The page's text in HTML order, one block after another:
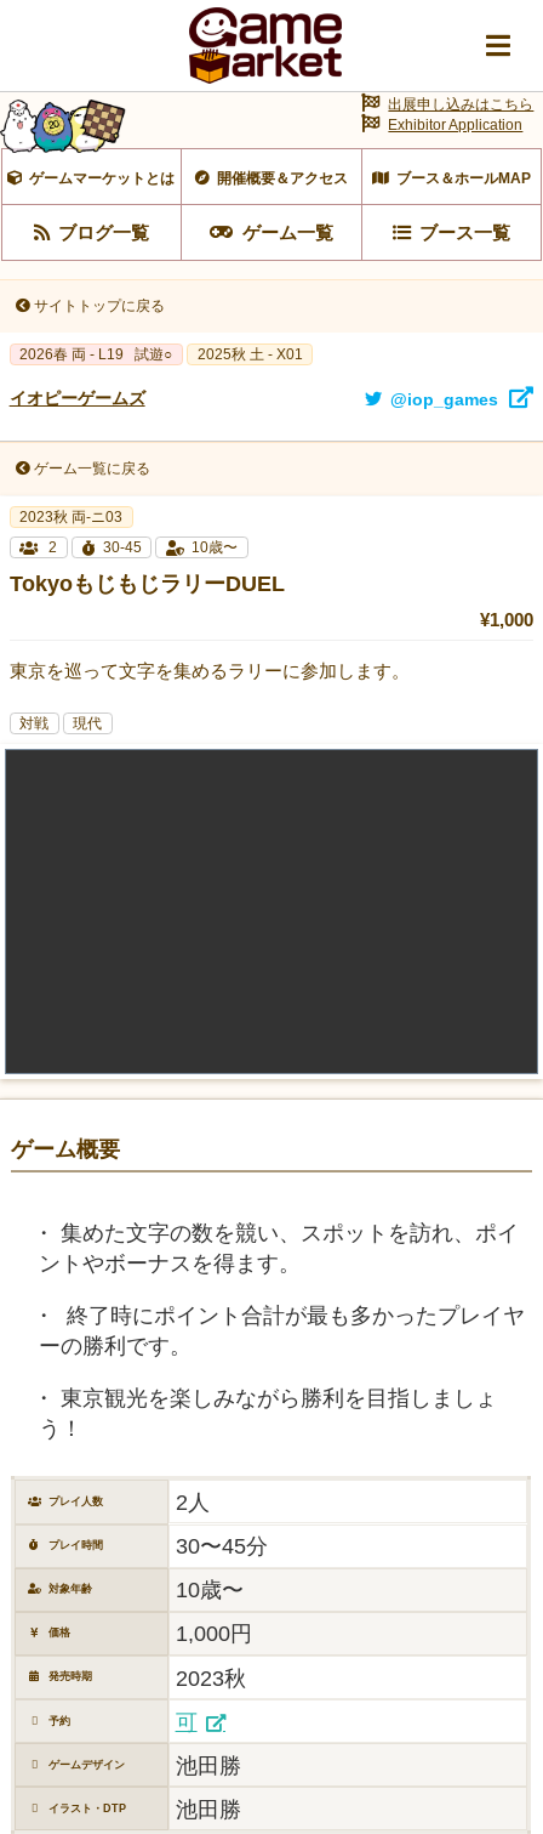
ゲームマーケットとは 開催概要＆アクセス ブース＆ホールMAP
ブログ一覧 ゲーム一覧 ブース一覧
出展申し込みはこちら
Exhibitor Application
サイトトップに戻る
2026春 両 - L19 試遊○ 2025秋 土 - X01
イオピーゲームズ @iop_games
ゲーム一覧に戻る
2023秋 両-ニ03
2
30-45 10歳〜
TokyoもじもじラリーDUEL
¥1,000
東京を巡って文字を集めるラリーに参加します。
対戦 現代
ゲーム概要
集めた文字の数を競い、スポットを訪れ、ポイ
ントやボーナスを得ます。
終了時にポイント合計が最も多かったプレイヤ
ーの勝利です。
東京観光を楽しみながら勝利を目指しましょ
う！
プレイ人数 2人
プレイ時間 30〜45分
対象年齢 10歳〜
価格 1,000円
発売時期 2023秋
予約 可
ゲームデザイン 池田勝
イラスト・DTP 池田勝